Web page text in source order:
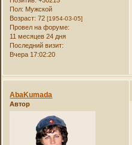
Пол: Мужской
Возраст: 72[1954-03-05]
Провел на форуме:
11 месяцев 24 дня
Последний визит:
Вчера 17:02:20
AbaKumada
Автор